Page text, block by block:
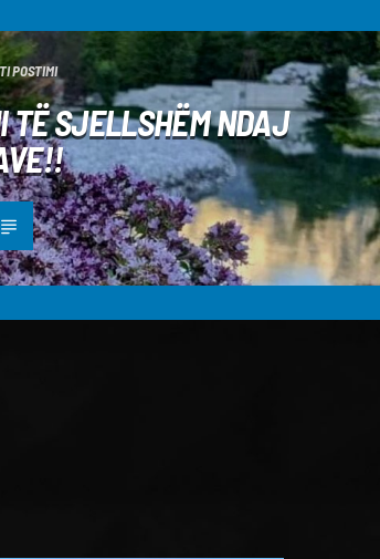
POSTIMI
TË SJELLSHËM NDAJ